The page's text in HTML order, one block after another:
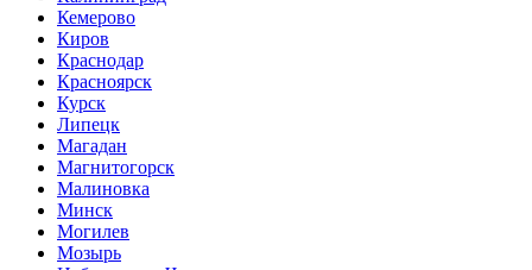
Кемерово
Киров
Краснодар
Красноярск
Курск
Липецк
Магадан
Магнитогорск
Малиновка
Минск
Могилев
Мозырь